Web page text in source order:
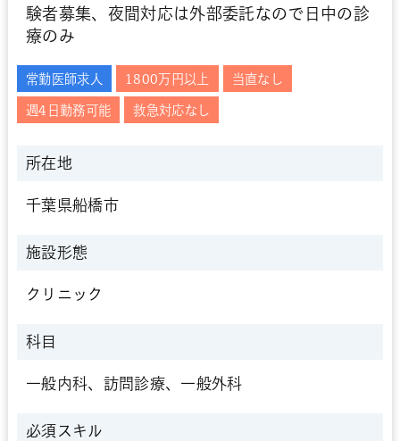
験者募集、夜間対応は外部委託なので日中の診
療のみ
常勤医師求人 1800万円以上 当直なし
週4日勤務可能 救急対応なし
所在地
千葉県船橋市
施設形態
クリニック
科目
一般内科、訪問診療、一般外科
必須スキル